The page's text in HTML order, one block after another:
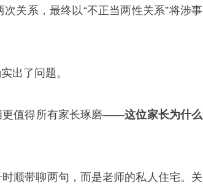
关系，最终以“不正当两性关系”将涉事
出了问题。
更值得所有家长琢磨——这位家长为什么
顺带聊两句，而是老师的私人住宅。关